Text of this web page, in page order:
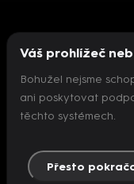
Váš prohlížeč
Bohužel nejsme
ani poskytovat
těchto systémech.
Přesto